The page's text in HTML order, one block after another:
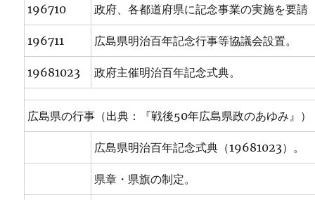
196710 政府、各都道府県に記念事業の実施を要請
196711 広島県明治百年記念行事等協議会設置。
19681023 政府主催明治百年記念式典。
広島県の行事（出典：『戦後50年広島県政のあゆみ』）
広島県明治百年記念式典（19681023）。
県章・県旗の制定。